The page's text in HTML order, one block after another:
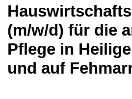
(m/w/d) für die
Pflege in
und auf